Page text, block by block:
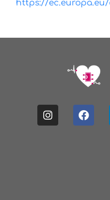
https://